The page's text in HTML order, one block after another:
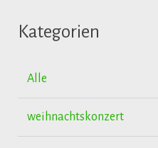
Kategorien
Alle
weihnachtskonzert